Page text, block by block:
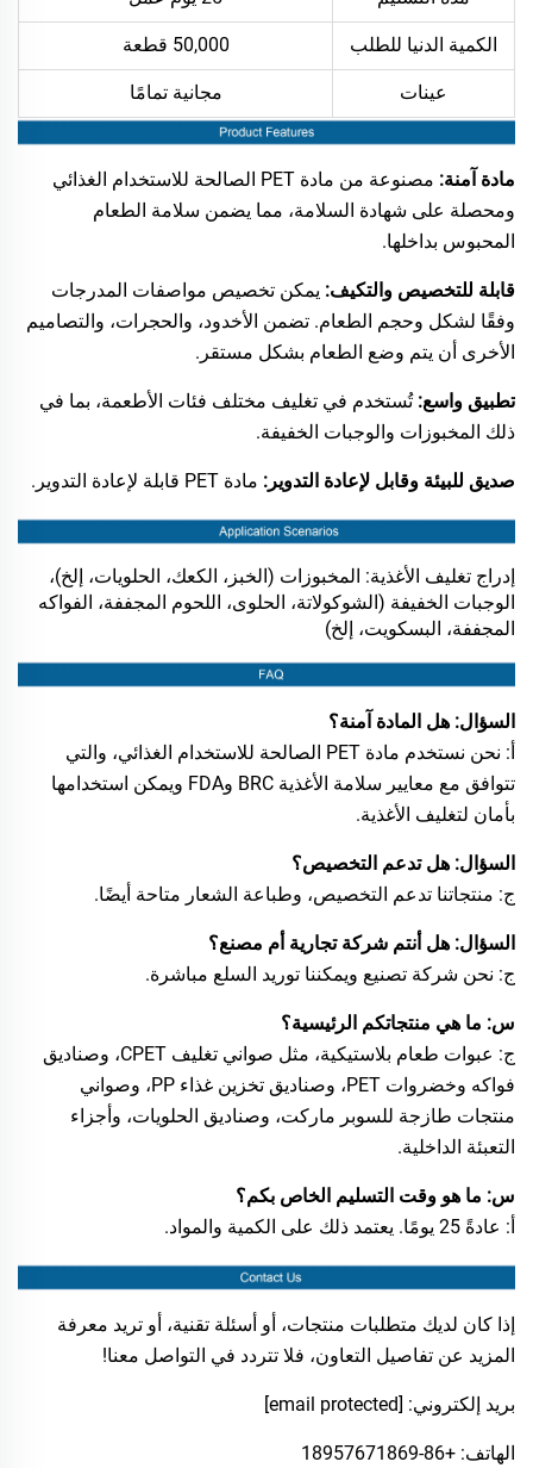
الكمية الدنيا للطلب 50,000 قطعة
عينات مجانية تمامًا
مادة آمنة:
مصنوعة من مادة PET الصالحة للاستخدام الغذائي
ومحصلة على شهادة السلامة، مما يضمن سلامة الطعام
المحبوس بداخلها.
قابلة للتخصيص والتكيف: يمكن تخصيص مواصفات المدرجات
وفقًا لشكل وحجم الطعام. تضمن الأخدود، والحجرات، والتصاميم
الأخرى أن يتم وضع الطعام بشكل مستقر.
تطبيق واسع:تُستخدم في تغليف مختلف فئات الأطعمة، بما في
ذلك المخبوزات والوجبات الخفيفة.
صديق للبيئة وقابل لإعادة التدوير: مادة PET قابلة لإعادة التدوير.
إدراج تغليف الأغذية: المخبوزات (الخبز، الكعك، الحلويات، إلخ)،
الوجبات الخفيفة (الشوكولاتة، الحلوى، اللحوم المجففة، الفواكه
المجففة، البسكويت، إلخ)
السؤال: هل المادة آمنة؟
أ: نحن نستخدم مادة PET الصالحة للاستخدام الغذائي، والتي
تتوافق مع معايير سلامة الأغذية BRC وFDA ويمكن استخدامها
بأمان لتغليف الأغذية.
السؤال: هل تدعم التخصيص؟
ج: منتجاتنا تدعم التخصيص، وطباعة الشعار متاحة أيضًا.
السؤال: هل أنتم شركة تجارية أم مصنع؟
ج: نحن شركة تصنيع ويمكننا توريد السلع مباشرة.
س: ما هي منتجاتكم الرئيسية؟
ج: عبوات طعام بلاستيكية، مثل صواني تغليف CPET، وصناديق
فواكه وخضروات PET، وصناديق تخزين غذاء PP، وصواني
منتجات طازجة للسوبر ماركت، وصناديق الحلويات، وأجزاء
التعبئة الداخلية.
س: ما هو وقت التسليم الخاص بكم؟
أ: عادةً 25 يومًا. يعتمد ذلك على الكمية والمواد.
إذا كان لديك متطلبات منتجات، أو أسئلة تقنية، أو تريد معرفة
المزيد عن تفاصيل التعاون، فلا تتردد في التواصل معنا!
بريد إلكتروني: [email protected]
الهاتف: +86-18957671869